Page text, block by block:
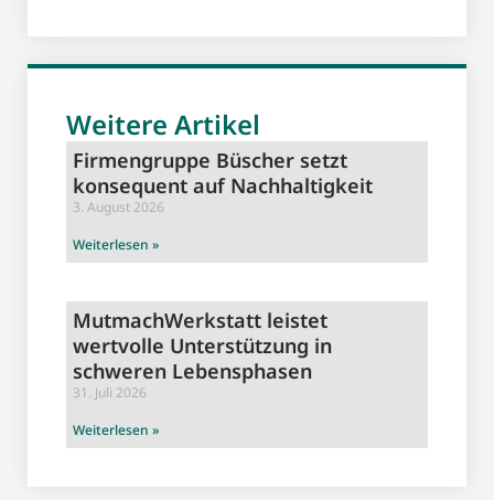
Weitere Artikel
Firmengruppe Büscher setzt
konsequent auf Nachhaltigkeit
3. August 2026
Weiterlesen »
MutmachWerkstatt leistet
wertvolle Unterstützung in
schweren Lebensphasen
31. Juli 2026
Weiterlesen »